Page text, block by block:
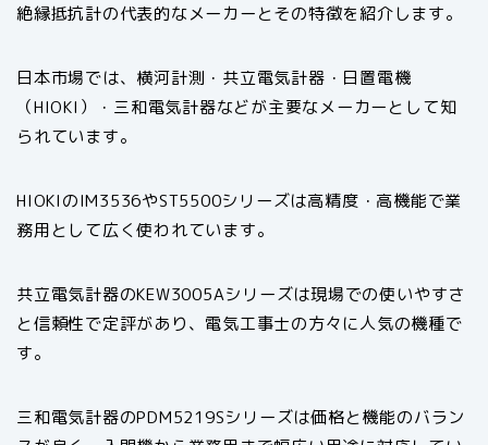
絶縁抵抗計の代表的なメーカーとその特徴を紹介します。
日本市場では、横河計測・共立電気計器・日置電機
（HIOKI）・三和電気計器などが主要なメーカーとして知
られています。
HIOKIのIM3536やST5500シリーズは高精度・高機能で業
務用として広く使われています。
共立電気計器のKEW3005Aシリーズは現場での使いやすさ
と信頼性で定評があり、電気工事士の方々に人気の機種で
す。
三和電気計器のPDM5219Sシリーズは価格と機能のバラン